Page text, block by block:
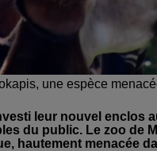
une espèce
leur nouvel enclos
du public. Le zoo de
hautement menacée